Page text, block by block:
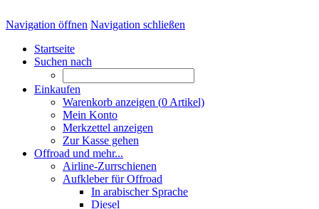
Navigation öffnen Navigation schließen
Startseite
Suchen nach
Einkaufen
Warenkorb anzeigen (0 Artikel)
Mein Konto
Merkzettel anzeigen
Zur Kasse gehen
Offroad und mehr...
Airline-Zurrschienen
Aufkleber für Offroad
In arabischer Sprache
Diesel